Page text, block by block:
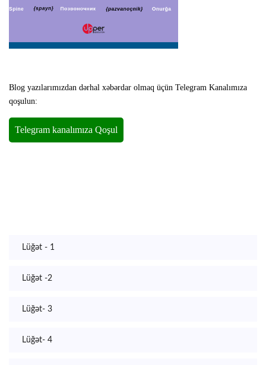
Blog yazılarımızdan dərhal xəbərdar olmaq üçün Telegram Kanalımıza
qoşulun:
Lüğət - 1
Lüğət -2
Lüğət- 3
Lüğət- 4